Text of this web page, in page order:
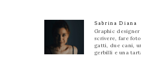
Sabrina Diana
Graphic designer
scrivere, fare
gatti, due cani,
gerbilli e una